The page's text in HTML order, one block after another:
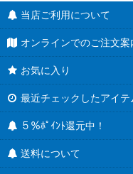
当店ご利用について
オンラインでのご注文案
お気に入り
最近チェックしたアイテ
５％ﾎﾟｲﾝﾄ還元中！
送料について